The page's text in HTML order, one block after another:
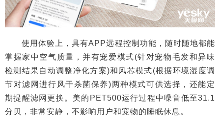
使用体验上，具有APP远程控制功能，随时随地都能
掌握家中空气质量，并有宠爱模式(针对宠物毛发和异味
检测结果自动调整净化方案)和风芯模式(根据环境湿度调
节对滤网进行风干杀菌保养)两种模式可供选择，还能定
期提醒滤网更换。美的PET500运行过程中噪音低至31.1
分贝，非常安静，不影响用户和宠物的睡眠休息。